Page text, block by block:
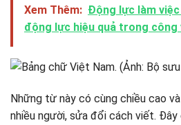
Xem Thêm: Động lực làm
động lực hiệu quả trong công
Những từ này có cùng chiều cao
nhiều người, sửa đổi cách viết.